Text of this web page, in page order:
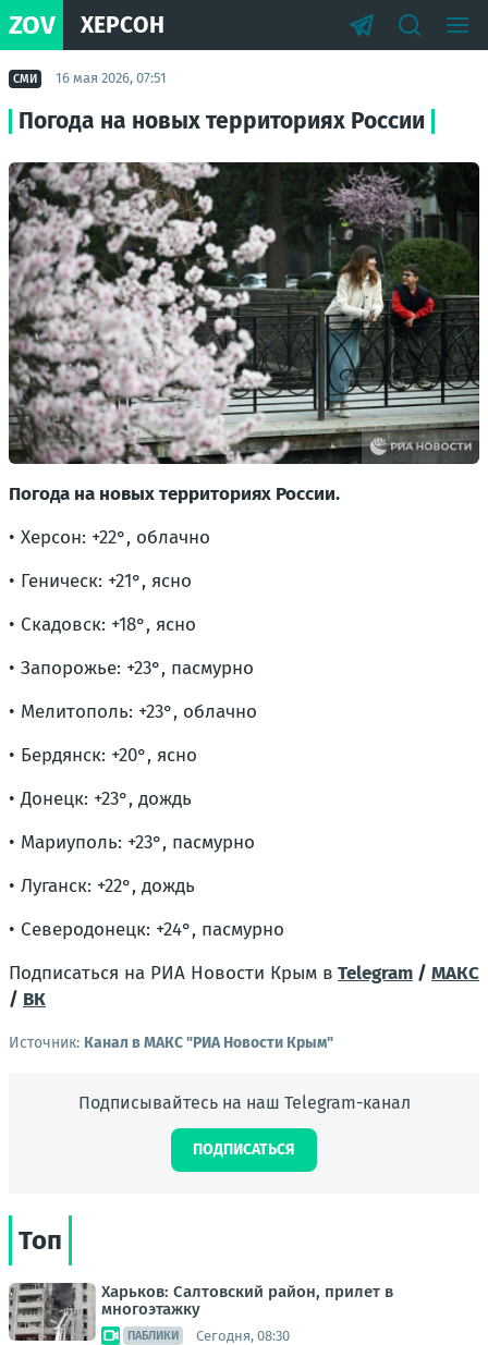
ZOV ХЕРСОН
СМИ 16 мая 2026, 07:51
Погода на новых территориях России
Погода на новых территориях России.
• Херсон: +22°, облачно
• Геническ: +21°, ясно
• Скадовск: +18°, ясно
• Запорожье: +23°, пасмурно
• Мелитополь: +23°, облачно
• Бердянск: +20°, ясно
• Донецк: +23°, дождь
• Мариуполь: +23°, пасмурно
• Луганск: +22°, дождь
• Северодонецк: +24°, пасмурно
Подписаться на РИА Новости Крым в Telegram / МАКС
/ ВК
Источник: Канал в МАКС "РИА Новости Крым"
Подписывайтесь на наш Telegram-канал
ПОДПИСАТЬСЯ
Топ
Харьков: Салтовский район, прилет в
многоэтажку
ПАБЛИКИ Сегодня, 08:30